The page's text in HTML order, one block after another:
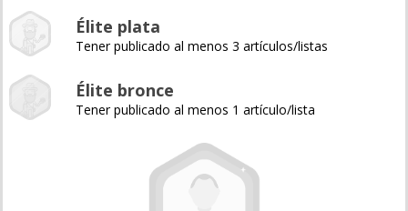
Élite plata
Tener publicado al menos 3 artículos/listas
Élite bronce
Tener publicado al menos 1 artículo/lista